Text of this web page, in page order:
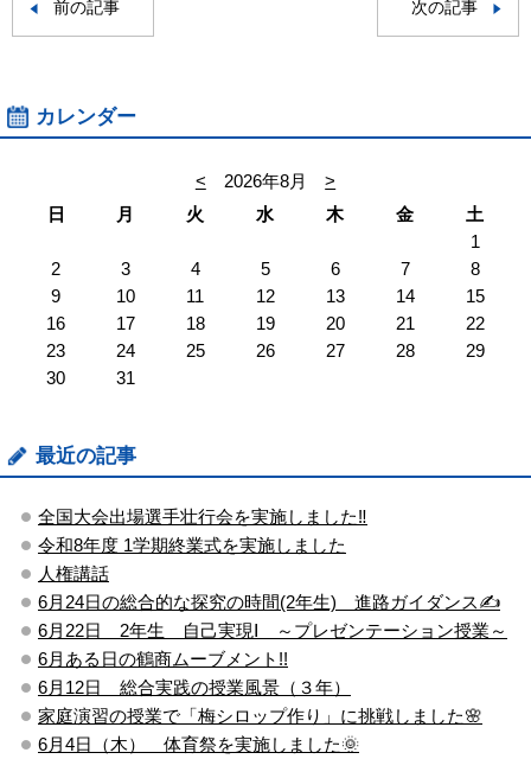
前の記事 次の記事
カレンダー
< 2026年8月
>
日
月 火 水 木 金
土
1
2
3 4 5 6 7
8
9
10 11 12 13 14
15
16
17 18 19 20 21
22
23
24 25 26 27 28
29
30
31
最近の記事
全国大会出場選手壮行会を実施しました‼
令和8年度 1学期終業式を実施しました
人権講話
6月24日の総合的な探究の時間(2年生) 進路ガイダンス✍
6月22日 2年生 自己実現Ⅰ ～プレゼンテーション授業～
6月ある日の鶴商ムーブメント!!
6月12日 総合実践の授業風景（３年）
家庭演習の授業で「梅シロップ作り」に挑戦しました🌸
6月4日（木） 体育祭を実施しました🌞